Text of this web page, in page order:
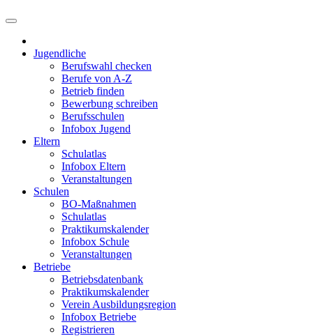
Main
navigation
Jugendliche
Berufswahl checken
Berufe von A-Z
Betrieb finden
Bewerbung schreiben
Berufsschulen
Infobox Jugend
Eltern
Schulatlas
Infobox Eltern
Veranstaltungen
Schulen
BO-Maßnahmen
Schulatlas
Praktikumskalender
Infobox Schule
Veranstaltungen
Betriebe
Betriebsdatenbank
Praktikumskalender
Verein Ausbildungsregion
Infobox Betriebe
Registrieren